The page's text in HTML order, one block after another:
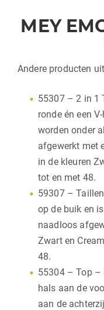
MEY
Andere producten
55307 – 2 in 1
ronde én een
worden onder
afgewerkt met
in de kleuren
tot en met 48.
59307 –
op de buik en
naadloos
Zwart en
48.
55304 – Top –
hals aan de
aan de